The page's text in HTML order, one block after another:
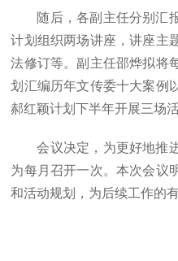
随后，各副主任分别汇
计划组织两场讲座，讲座主
法修订等。副主任邵烨拟将
划汇编历年文传委十大案例
郝红颖计划下半年开展三场
会议决定，为更好地推
为每月召开一次。本次会议
和活动规划，为后续工作的